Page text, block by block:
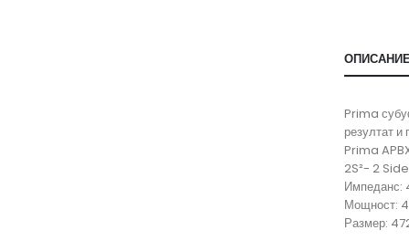
Prima
резултат
Prima
2S²- 2
Импеданс:
Мощност:
Размер: